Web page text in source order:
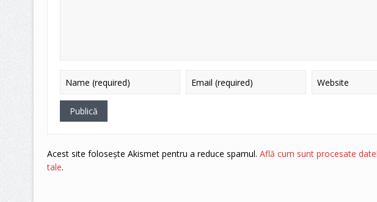
Acest site folosește Akismet pentru a reduce spamul. Află cum sunt procesate
tale.